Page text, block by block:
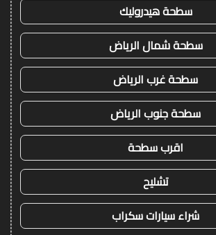
سطحة هيدروليك
سطحة شمال الرياض
سطحة غرب الرياض
سطحة جنوب الرياض
اقرب سطحة
تشليح
شراء سيارات سكراب